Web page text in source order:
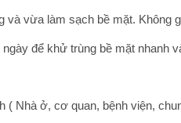
và vừa làm sạch bề mặt.
để khử trùng bề mặt nhanh
( Nhà ở, cơ quan, bệnh viện,